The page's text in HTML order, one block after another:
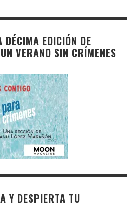
EDICIÓN DE
VERANO SIN CRÍMENES
Y DESPIERTA TU